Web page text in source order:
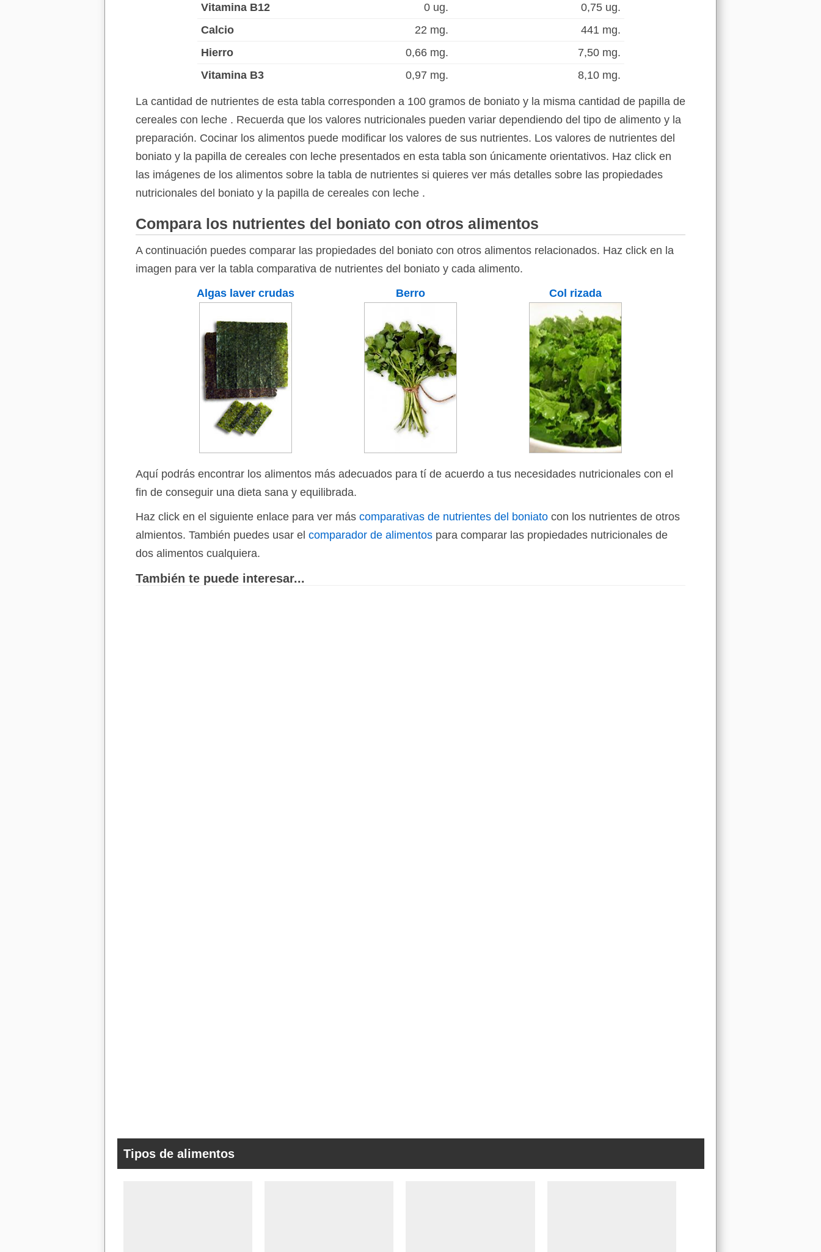
Vitamina B12
0 ug.
0,75 ug.
Calcio
22 mg.
441 mg.
Hierro
0,66 mg.
7,50 mg.
Vitamina B3
0,97 mg. 8,10 mg.
La cantidad de nutrientes de esta tabla corresponden a 100 gramos de boniato y la misma cantidad de papilla de
cereales con leche . Recuerda que los valores nutricionales pueden variar dependiendo del tipo de alimento y la
preparación. Cocinar los alimentos puede modificar los valores de sus nutrientes. Los valores de nutrientes del
boniato y la papilla de cereales con leche presentados en esta tabla son únicamente orientativos. Haz click en
las imágenes de los alimentos sobre la tabla de nutrientes si quieres ver más detalles sobre las propiedades
nutricionales del boniato y la papilla de cereales con leche .
Compara los nutrientes del boniato con otros alimentos
A continuación puedes comparar las propiedades del boniato con otros alimentos relacionados. Haz click en la
imagen para ver la tabla comparativa de nutrientes del boniato y cada alimento.
Algas laver crudas
Berro Col rizada
Aquí podrás encontrar los alimentos más adecuados para tí de acuerdo a tus necesidades nutricionales con el
fin de conseguir una dieta sana y equilibrada.
Haz click en el siguiente enlace para ver más comparativas de nutrientes del boniato con los nutrientes de otros
almientos. También puedes usar el comparador de alimentos para comparar las propiedades nutricionales de
dos alimentos cualquiera.
También te puede interesar...
Tipos de alimentos